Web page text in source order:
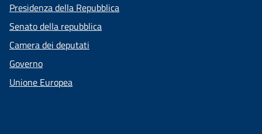
Presidenza della Repubblica
Senato della repubblica
Camera dei deputati
Governo
Unione Europea